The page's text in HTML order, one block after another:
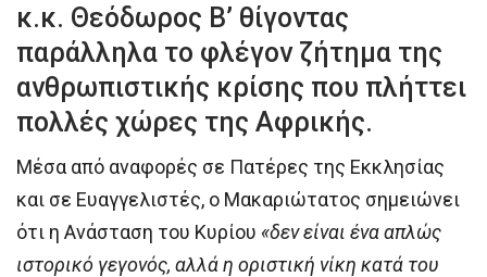
κ.κ. Θεόδωρος Β’ θίγοντας
παράλληλα το φλέγον ζήτημα της
ανθρωπιστικής κρίσης που πλήττει
πολλές χώρες της Αφρικής.
Μέσα από αναφορές σε Πατέρες της Εκκλησίας
και σε Ευαγγελιστές, ο Μακαριώτατος σημειώνει
ότι η Ανάσταση του Κυρίου «δεν είναι ένα απλώς
ιστορικό γεγονός, αλλά η οριστική νίκη κατά του